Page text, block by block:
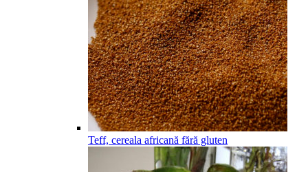
Teff, cereala africană fără gluten